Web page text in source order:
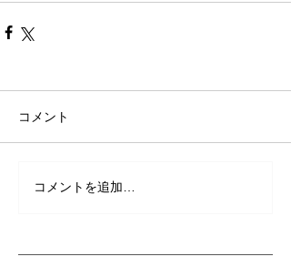
コメント
コメントを追加…